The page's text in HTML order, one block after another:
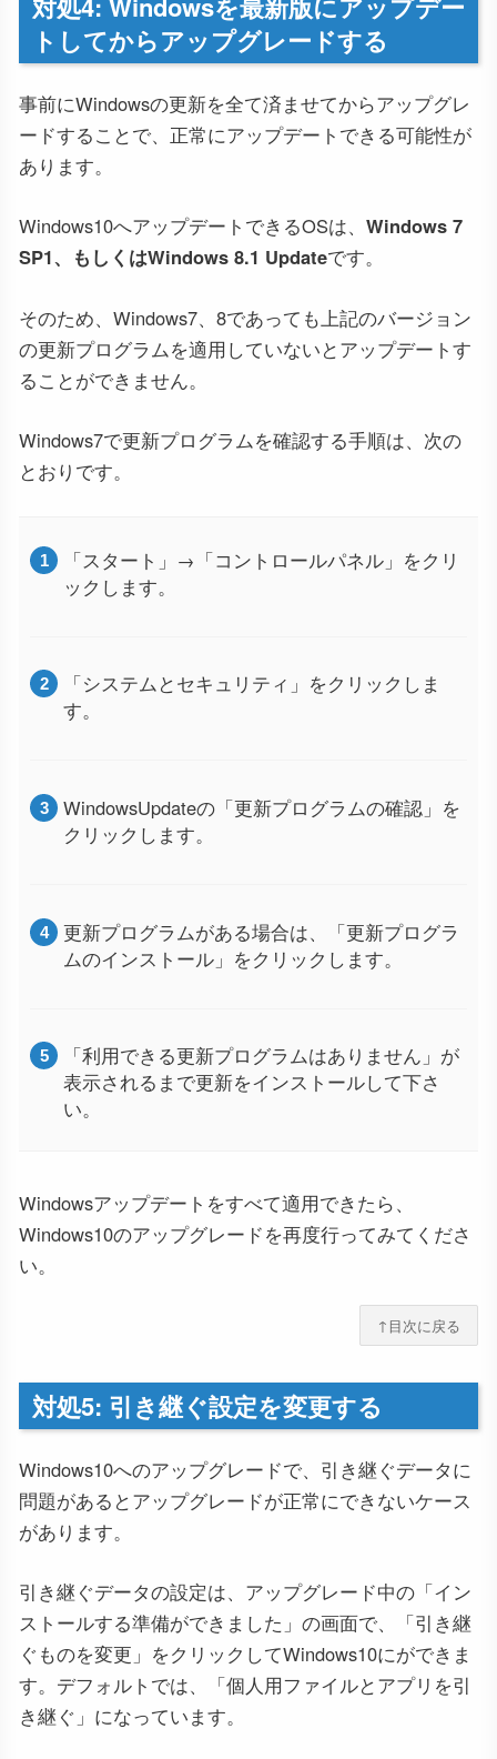
トしてからアップグレードする
事前にWindowsの更新を全て済ませてからアップグレ
ードすることで、正常にアップデートできる可能性が
あります。
Windows10へアップデートできるOSは、 Windows 7
SP1、もしくはWindows 8.1 Updateです。
そのため、Windows7、8であっても上記のバージョン
の更新プログラムを適用していないとアップデートす
ることができません。
Windows7で更新プログラムを確認する手順は、次の
とおりです。
「スタート」→「コントロールパネル」をクリ
ックします。
「システムとセキュリティ」をクリックしま
す。
WindowsUpdateの「更新プログラムの確認」を
クリックします。
更新プログラムがある場合は、「更新プログラ
ムのインストール」をクリックします。
「利用できる更新プログラムはありません」が
表示されるまで更新をインストールして下さ
い。
Windowsアップデートをすべて適用できたら、
Windows10のアップグレードを再度行ってみてくださ
い。
↑目次に戻る
対処5: 引き継ぐ設定を変更する
Windows10へのアップグレードで、引き継ぐデータに
問題があるとアップグレードが正常にできないケース
があります。
引き継ぐデータの設定は、アップグレード中の「イン
ストールする準備ができました」の画面で、「引き継
ぐものを変更」をクリックしてWindows10にができま
す。デフォルトでは、「個人用ファイルとアプリを引
き継ぐ」になっています。